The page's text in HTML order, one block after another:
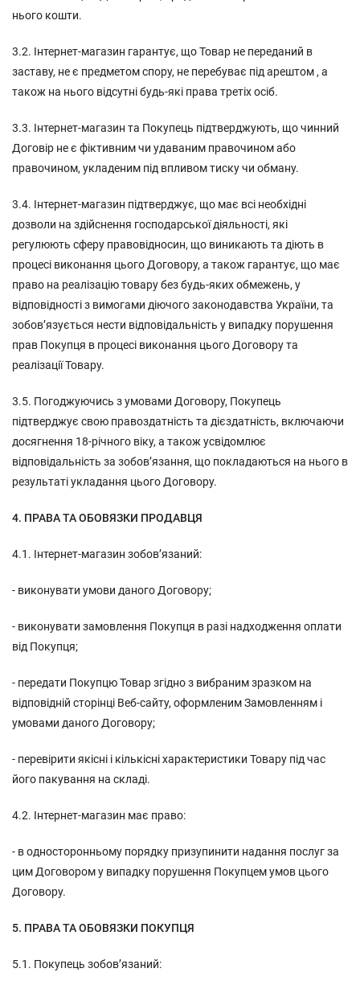
нього кошти.
3.2. Інтернет-магазин гарантує, що Товар не переданий в
заставу, не є предметом спору, не перебуває під арештом , а
також на нього відсутні будь-які права третіх осіб.
3.3. Інтернет-магазин та Покупець підтверджують, що чинний
Договір не є фіктивним чи удаваним правочином або
правочином, укладеним під впливом тиску чи обману.
3.4. Інтернет-магазин підтверджує, що має всі необхідні
дозволи на здійснення господарської діяльності, які
регулюють сферу правовідносин, що виникають та діють в
процесі виконання цього Договору, а також гарантує, що має
право на реалізацію товару без будь-яких обмежень, у
відповідності з вимогами діючого законодавства України, та
зобов’язується нести відповідальність у випадку порушення
прав Покупця в процесі виконання цього Договору та
реалізації Товару.
3.5. Погоджуючись з умовами Договору, Покупець
підтверджує свою правоздатність та дієздатність, включаючи
досягнення 18-річного віку, а також усвідомлює
відповідальність за зобов’язання, що покладаються на нього в
результаті укладання цього Договору.
4. ПРАВА ТА ОБОВЯЗКИ ПРОДАВЦЯ
4.1. Інтернет-магазин зобов’язаний:
- виконувати умови даного Договору;
- виконувати замовлення Покупця в разі надходження оплати
від Покупця;
- передати Покупцю Товар згідно з вибраним зразком на
відповідній сторінці Веб-сайту, оформленим Замовленням і
умовами даного Договору;
- перевірити якісні і кількісні характеристики Товару під час
його пакування на складі.
4.2. Інтернет-магазин має право:
- в односторонньому порядку призупинити надання послуг за
цим Договором у випадку порушення Покупцем умов цього
Договору.
5. ПРАВА ТА ОБОВЯЗКИ ПОКУПЦЯ
5.1. Покупець зобов’язаний: